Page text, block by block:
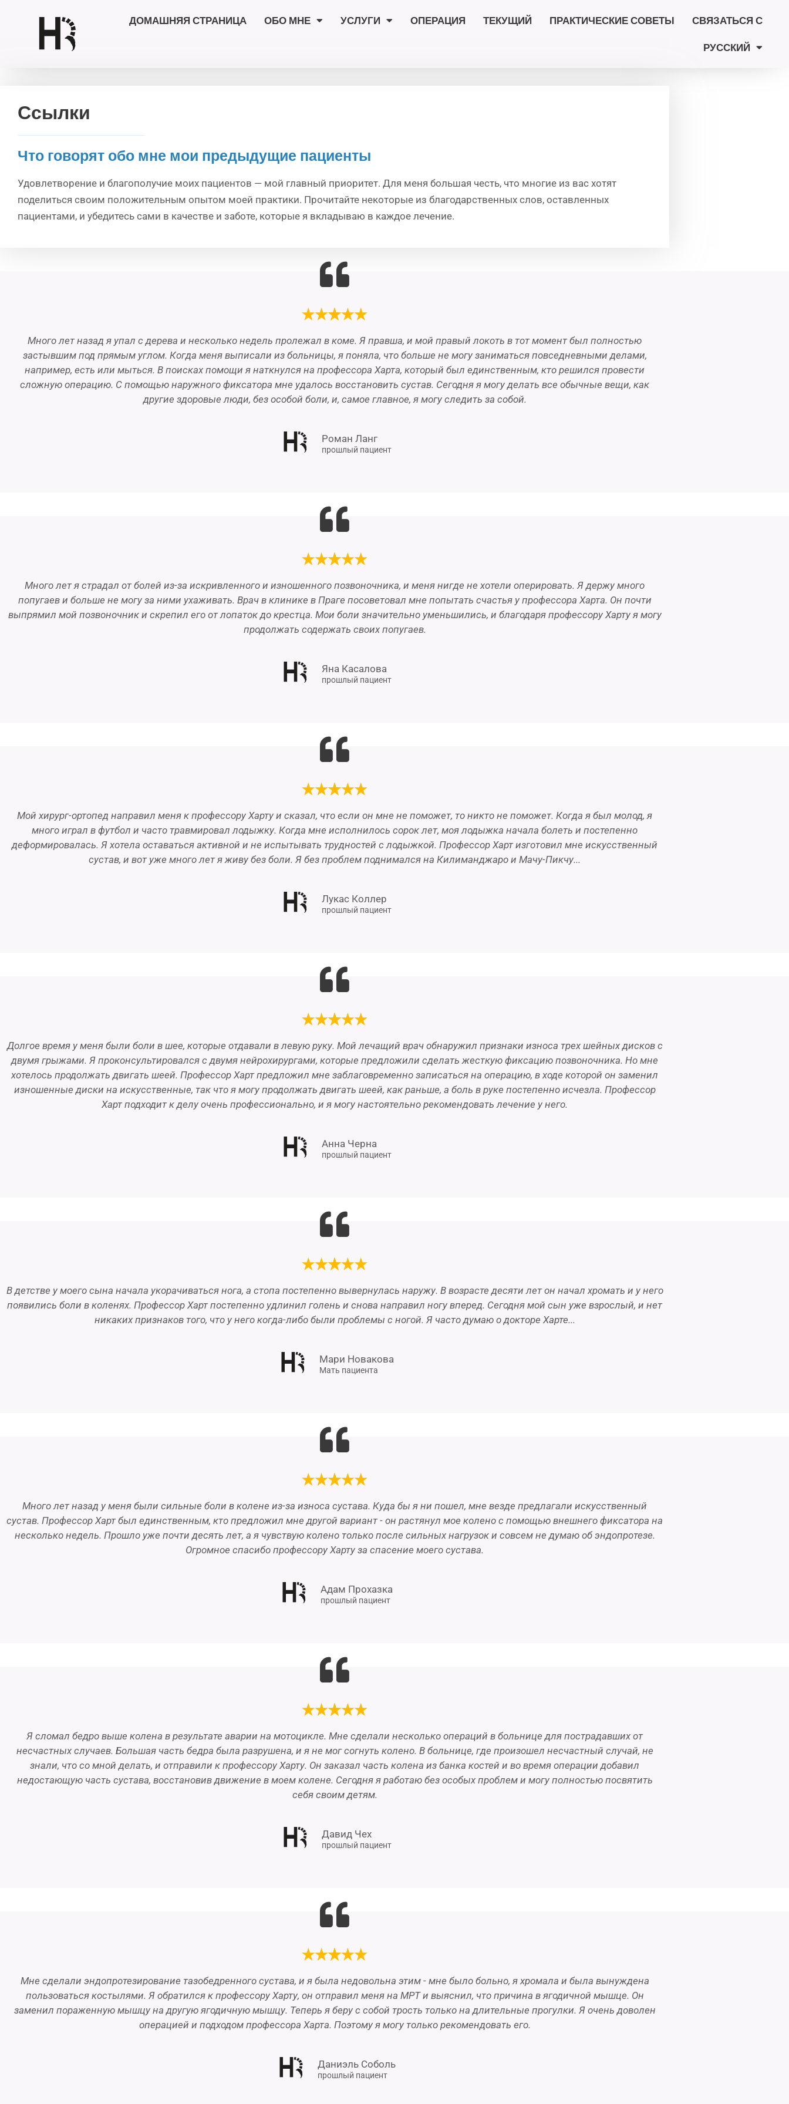
Перейти
ДОМАШНЯЯ СТРАНИЦА ОБО МНЕ УСЛУГИ ОПЕРАЦИЯ ТЕКУЩИЙ ПРАКТИЧЕСКИЕ СОВЕТЫ СВЯЗАТЬСЯ С
РУССКИЙ
Ссылки
Что говорят обо мне мои предыдущие пациенты
Удовлетворение и благополучие моих пациентов — мой главный приоритет. Для меня большая честь, что многие из вас хотят
поделиться своим положительным опытом моей практики. Прочитайте некоторые из благодарственных слов, оставленных
пациентами, и убедитесь сами в качестве и заботе, которые я вкладываю в каждое лечение.
Много лет назад я упал с дерева и несколько недель пролежал в коме. Я правша, и мой правый локоть в тот момент был полностью
застывшим под прямым углом. Когда меня выписали из больницы, я поняла, что больше не могу заниматься повседневными делами,
например, есть или мыться. В поисках помощи я наткнулся на профессора Харта, который был единственным, кто решился провести
сложную операцию. С помощью наружного фиксатора мне удалось восстановить сустав. Сегодня я могу делать все обычные вещи, как
другие здоровые люди, без особой боли, и, самое главное, я могу следить за собой.
Роман Ланг
прошлый пациент
Много лет я страдал от болей из-за искривленного и изношенного позвоночника, и меня нигде не хотели оперировать. Я держу много
попугаев и больше не могу за ними ухаживать. Врач в клинике в Праге посоветовал мне попытать счастья у профессора Харта. Он почти
выпрямил мой позвоночник и скрепил его от лопаток до крестца. Мои боли значительно уменьшились, и благодаря профессору Харту я могу
продолжать содержать своих попугаев.
Яна Касалова
прошлый пациент
Мой хирург-ортопед направил меня к профессору Харту и сказал, что если он мне не поможет, то никто не поможет. Когда я был молод, я
много играл в футбол и часто травмировал лодыжку. Когда мне исполнилось сорок лет, моя лодыжка начала болеть и постепенно
деформировалась. Я хотела оставаться активной и не испытывать трудностей с лодыжкой. Профессор Харт изготовил мне искусственный
сустав, и вот уже много лет я живу без боли. Я без проблем поднимался на Килиманджаро и Мачу-Пикчу...
Лукас Коллер
прошлый пациент
Долгое время у меня были боли в шее, которые отдавали в левую руку. Мой лечащий врач обнаружил признаки износа трех шейных дисков с
двумя грыжами. Я проконсультировался с двумя нейрохирургами, которые предложили сделать жесткую фиксацию позвоночника. Но мне
хотелось продолжать двигать шеей. Профессор Харт предложил мне заблаговременно записаться на операцию, в ходе которой он заменил
изношенные диски на искусственные, так что я могу продолжать двигать шеей, как раньше, а боль в руке постепенно исчезла. Профессор
Харт подходит к делу очень профессионально, и я могу настоятельно рекомендовать лечение у него.
Анна Черна
прошлый пациент
В детстве у моего сына начала укорачиваться нога, а стопа постепенно вывернулась наружу. В возрасте десяти лет он начал хромать и у него
появились боли в коленях. Профессор Харт постепенно удлинил голень и снова направил ногу вперед. Сегодня мой сын уже взрослый, и нет
никаких признаков того, что у него когда-либо были проблемы с ногой. Я часто думаю о докторе Харте...
Мари Новакова
Мать пациента
Много лет назад у меня были сильные боли в колене из-за износа сустава. Куда бы я ни пошел, мне везде предлагали искусственный
сустав. Профессор Харт был единственным, кто предложил мне другой вариант - он растянул мое колено с помощью внешнего фиксатора на
несколько недель. Прошло уже почти десять лет, а я чувствую колено только после сильных нагрузок и совсем не думаю об эндопротезе.
Огромное спасибо профессору Харту за спасение моего сустава.
Адам Прохазка
прошлый пациент
Я сломал бедро выше колена в результате аварии на мотоцикле. Мне сделали несколько операций в больнице для пострадавших от
несчастных случаев. Большая часть бедра была разрушена, и я не мог согнуть колено. В больнице, где произошел несчастный случай, не
знали, что со мной делать, и отправили к профессору Харту. Он заказал часть колена из банка костей и во время операции добавил
недостающую часть сустава, восстановив движение в моем колене. Сегодня я работаю без особых проблем и могу полностью посвятить
себя своим детям.
Давид Чех
прошлый пациент
Мне сделали эндопротезирование тазобедренного сустава, и я была недовольна этим - мне было больно, я хромала и была вынуждена
пользоваться костылями. Я обратился к профессору Харту, он отправил меня на МРТ и выяснил, что причина в ягодичной мышце. Он
заменил пораженную мышцу на другую ягодичную мышцу. Теперь я беру с собой трость только на длительные прогулки. Я очень доволен
операцией и подходом профессора Харта. Поэтому я могу только рекомендовать его.
Даниэль Соболь
прошлый пациент